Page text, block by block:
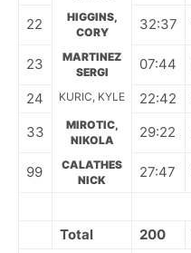
22
HIGGINS,
CORY
32:37
23
MARTINEZ
SERGI
07:44
24
KURIC, KYLE 22:42
33
MIROTIC,
NIKOLA
29:22
99
CALATHES
NICK
27:47
Total
200